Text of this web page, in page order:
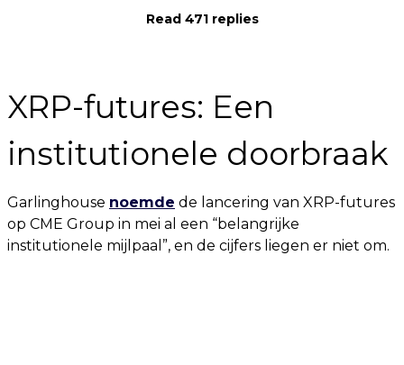
Read 471 replies
XRP-futures: Een
institutionele doorbraak
Garlinghouse noemde de lancering van XRP-futures
op CME Group in mei al een “belangrijke
institutionele mijlpaal”, en de cijfers liegen er niet om.